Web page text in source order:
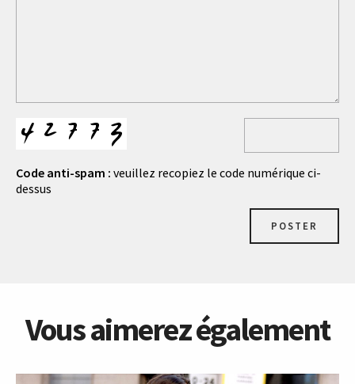
Code anti-spam : veuillez recopiez le code numérique ci-
dessus
POSTER
Vous aimerez également